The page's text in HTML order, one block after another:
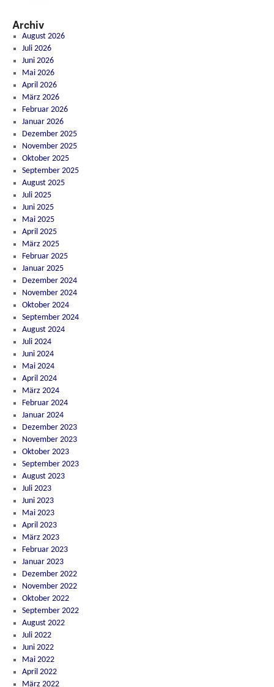
Archiv
August 2026
Juli 2026
Juni 2026
Mai 2026
April 2026
März 2026
Februar 2026
Januar 2026
Dezember 2025
November 2025
Oktober 2025
September 2025
August 2025
Juli 2025
Juni 2025
Mai 2025
April 2025
März 2025
Februar 2025
Januar 2025
Dezember 2024
November 2024
Oktober 2024
September 2024
August 2024
Juli 2024
Juni 2024
Mai 2024
April 2024
März 2024
Februar 2024
Januar 2024
Dezember 2023
November 2023
Oktober 2023
September 2023
August 2023
Juli 2023
Juni 2023
Mai 2023
April 2023
März 2023
Februar 2023
Januar 2023
Dezember 2022
November 2022
Oktober 2022
September 2022
August 2022
Juli 2022
Juni 2022
Mai 2022
April 2022
März 2022